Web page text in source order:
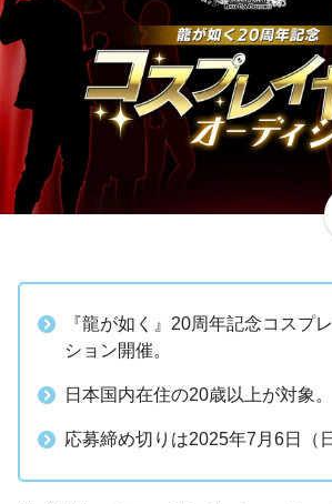
『龍が如く』20周年記念コスプ
ション開催。
日本国内在住の20歳以上が対象。
応募締め切りは2025年7月6日（